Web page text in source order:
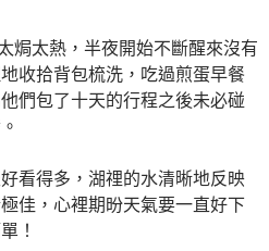
焗太熱，半夜開始不斷醒來沒有
收拾背包梳洗，吃過煎蛋早餐
們包了十天的行程之後未必碰
看得多，湖𥚃的水清晰地反映
佳，心裡期昐天氣要一直好下
！